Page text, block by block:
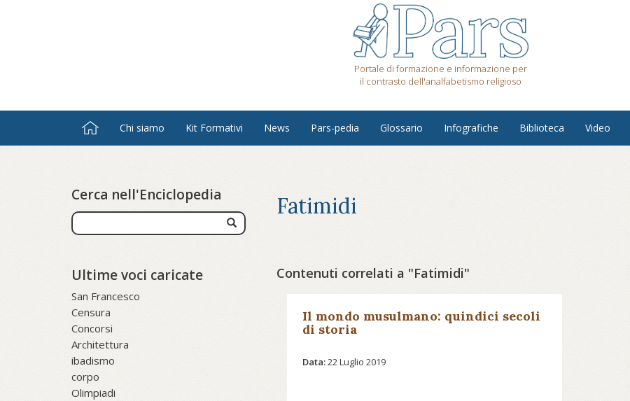
Portale di formazione e informazione per
il contrasto dell'analfabetismo religioso
Chi siamo Kit Formativi News Pars-pedia Glossario Infografiche Biblioteca Video
Cerca nell'Enciclopedia
Ultime voci caricate
San Francesco
Censura
Concorsi
Architettura
ibadismo
corpo
Olimpiadi
Fatimidi
Contenuti correlati a "Fatimidi"
Il mondo musulmano: quindici secoli
di storia
Data:22 Luglio 2019